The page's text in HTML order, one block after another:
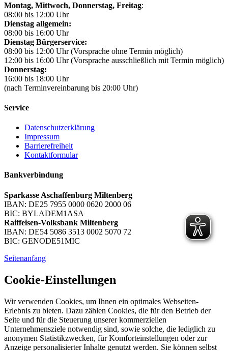
Montag, Mittwoch, Donnerstag, Freitag:
08:00 bis 12:00 Uhr
Dienstag allgemein:
08:00 bis 16:00 Uhr
Dienstag Bürgerservice:
08:00 bis 12:00 Uhr (Vorsprache ohne Termin möglich)
12:00 bis 16:00 Uhr (Vorsprache ausschließlich mit Termin möglich)
Donnerstag:
16:00 bis 18:00 Uhr
(nach Terminvereinbarung bis 20:00 Uhr)
Service
Datenschutzerklärung
Impressum
Barrierefreiheit
Kontaktformular
Bankverbindung
Sparkasse Aschaffenburg Miltenberg
IBAN: DE25 7955 0000 0620 2000 06
BIC: BYLADEM1ASA
Raiffeisen-Volksbank Miltenberg
IBAN: DE54 5086 3513 0002 5070 72
BIC: GENODE51MIC
Seitenanfang
Cookie-Einstellungen
Wir verwenden Cookies, um Ihnen ein optimales Webseiten-
Erlebnis zu bieten. Dazu zählen Cookies, die für den Betrieb der
Seite und für die Steuerung unserer kommerziellen
Unternehmensziele notwendig sind, sowie solche, die lediglich zu
anonymen Statistikzwecken, für Komforteinstellungen oder zur
Anzeige personalisierter Inhalte genutzt werden. Sie können selbst